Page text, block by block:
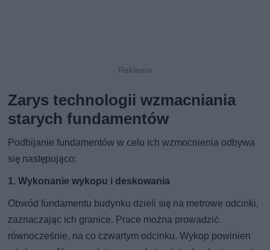
Zarys technologii wzmacniania
starych fundamentów
Podbijanie fundamentów w celu ich wzmocnienia odbywa
się następująco:
1. Wykonanie wykopu i deskowania
Obwód fundamentu budynku dzieli się na metrowe odcinki,
zaznaczając ich granice. Prace można prowadzić
równocześnie, na co czwartym odcinku. Wykop powinien